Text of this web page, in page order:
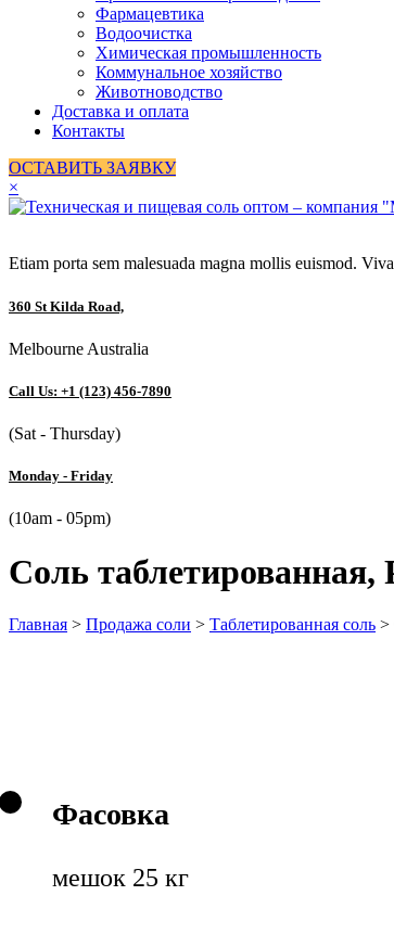
Фармацевтика
Водоочистка
Химическая промышленность
Коммунальное хозяйство
Животноводство
Доставка и оплата
Контакты
ОСТАВИТЬ ЗАЯВКУ
×
Etiam porta sem malesuada magna mollis euismod.
360 St Kilda Road,
Melbourne Australia
Call Us: +1 (123) 456-7890
(Sat - Thursday)
Monday - Friday
(10am - 05pm)
Соль таблетированная,
Главная > Продажа соли > Таблетированная соль >
Фасовка
мешок 25 кг